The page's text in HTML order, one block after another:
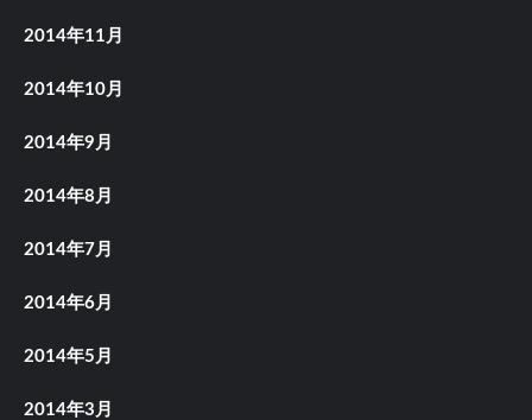
2014年11月
2014年10月
2014年9月
2014年8月
2014年7月
2014年6月
2014年5月
2014年3月